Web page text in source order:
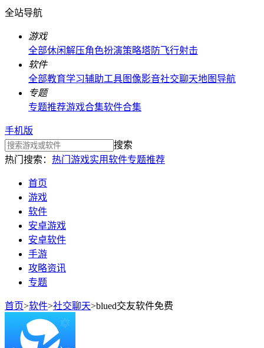
全站导航
游戏
全部休闲解压角色扮演策略塔防飞行射击
软件
全部教育学习辅助工具图像影音社交聊天地图导航
专题
专题推荐游戏合集软件合集
手机版
搜索
热门搜索： 热门游戏实用软件专题推荐
首页
游戏
软件
安卓游戏
安卓软件
手游
攻略资讯
专题
首页>软件>社交聊天>blued交友软件免费